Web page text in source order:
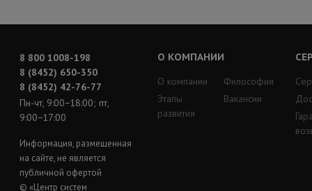
8 800 1008-198
8 (8452) 650-350
8 (8452) 42-76-77
Пн-чт, 9:00−18:00; пт,
9:00−17:00
Информация, размещенная
на сайте, не является
публичной офертой
© «Центр систем
О КОМПАНИИ
О компании
Этапы
развития
Философия
Вакансии